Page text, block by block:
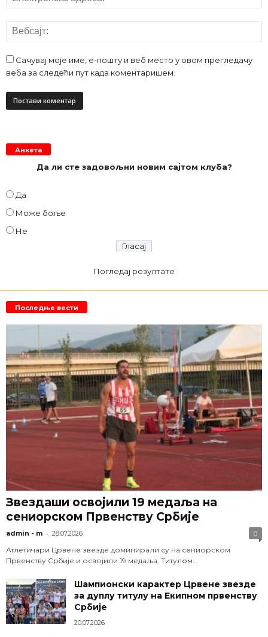
Сачувај моје име, е-пошту и веб место у овом прегледачу
веба за следећи пут када коментаришем.
Анкета
Да ли сте задовољни новим сајтом клуба?
Да
Може боље
Не
Погледај резултате
Последње вести
Звездаши освојили 19 медаља на
сениорском Првенству Србије
admin - m - 28.07.2026 0
Атлетичари Црвене звезде доминирали су на сениорском
Првенству Србије и освојили 19 медаља. Титулом...
Шампионски карактер Црвене звезде
за дуплу титулу на Екипном првенству
Србије
20.07.2026